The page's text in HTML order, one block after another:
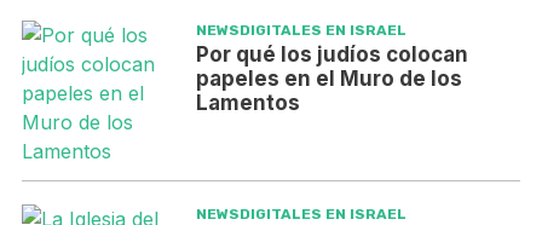
NEWSDIGITALES EN ISRAEL
Por qué los judíos colocan
papeles en el Muro de los
Lamentos
NEWSDIGITALES EN ISRAEL